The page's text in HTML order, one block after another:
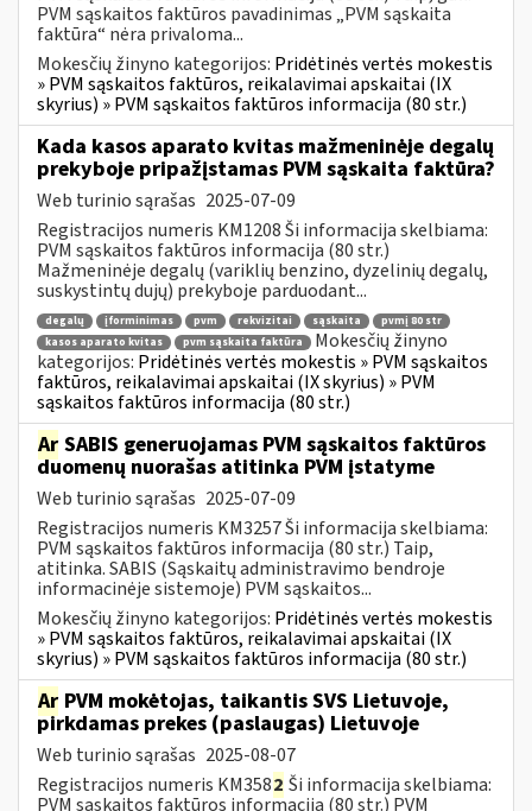
PVM sąskaitos faktūros pavadinimas „PVM sąskaita
faktūra“ nėra privaloma...
Mokesčių žinyno kategorijos: Pridėtinės vertės mokestis
» PVM sąskaitos faktūros, reikalavimai apskaitai (IX
skyrius) » PVM sąskaitos faktūros informacija (80 str.)
Kada kasos aparato kvitas mažmeninėje degalų
prekyboje pripažįstamas PVM sąskaita faktūra?
Web turinio sąrašas 2025-07-09
Registracijos numeris KM1208 Ši informacija skelbiama:
PVM sąskaitos faktūros informacija (80 str.)
Mažmeninėje degalų (variklių benzino, dyzelinių degalų,
suskystintų dujų) prekyboje parduodant...
degalų įforminimas pvm rekvizitai sąskaita
pvmį 80 str
kasos aparato kvitas
pvm sąskaita faktūra
Mokesčių žinyno
kategorijos: Pridėtinės vertės mokestis » PVM sąskaitos
faktūros, reikalavimai apskaitai (IX skyrius) » PVM
sąskaitos faktūros informacija (80 str.)
Ar SABIS generuojamas PVM sąskaitos faktūros
duomenų nuorašas atitinka PVM įstatyme
Web turinio sąrašas 2025-07-09
Registracijos numeris KM3257 Ši informacija skelbiama:
PVM sąskaitos faktūros informacija (80 str.) Taip,
atitinka. SABIS (Sąskaitų administravimo bendroje
informacinėje sistemoje) PVM sąskaitos...
Mokesčių žinyno kategorijos: Pridėtinės vertės mokestis
» PVM sąskaitos faktūros, reikalavimai apskaitai (IX
skyrius) » PVM sąskaitos faktūros informacija (80 str.)
Ar PVM mokėtojas, taikantis SVS Lietuvoje,
pirkdamas prekes (paslaugas) Lietuvoje
Web turinio sąrašas 2025-08-07
Registracijos numeris KM3582 Ši informacija skelbiama:
PVM sąskaitos faktūros informacija (80 str.) PVM